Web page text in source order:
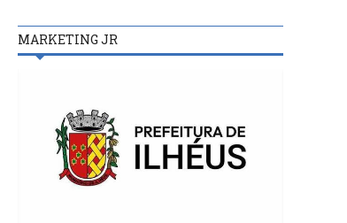
MARKETING JR